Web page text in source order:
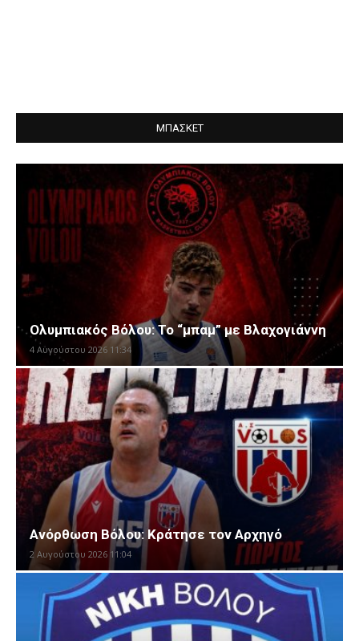
ΜΠΑΣΚΕΤ
Ολυμπιακός Βόλου: Το “μπαμ” με Βλαχογιάννη
4 Αυγούστου 2026 11:34
Ανόρθωση Βόλου: Κράτησε τον Αρχηγό
2 Αυγούστου 2026 11:04